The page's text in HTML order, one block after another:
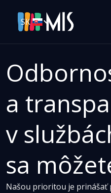
SK
a
v
sa
Našou prioritou je prinášať